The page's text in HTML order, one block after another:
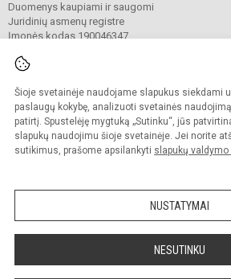
Šioje svetainėje naudojame slapukus siekdami
paslaugų kokybę, analizuoti svetainės
patirtį. Spustelėję mygtuką „Sutinku“, jūs
slapukų naudojimu šioje svetainėje. Jei norite
sutikimus, prašome apsilankyti slapukų valdymo
NUSTATYMAI
NESUTINKU
Duomenys kaupiami ir saugomi
Juridinių asmenų registre
Įmonės kodas 190046347
© 2023. Kupiškio r. Alizavos pagrindinė mokykla.
Kopijuoti turinį be raštiško įstaigos administracijos
Prieinamumo paraiška
Sumanus būdas atnaujinti